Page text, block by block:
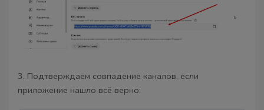
3. Подтверждаем совпадение каналов, если
приложение нашло всё верно: